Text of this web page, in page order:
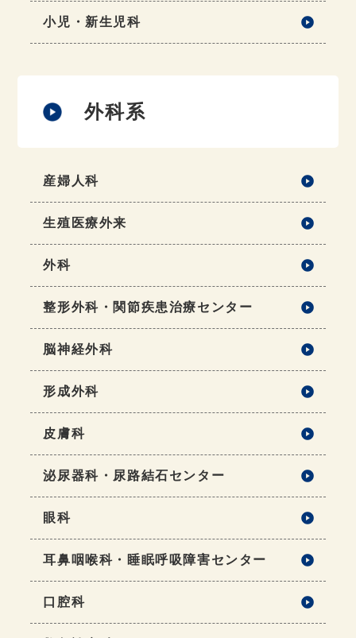
小児・新生児科
外科系
産婦人科
生殖医療外来
外科
整形外科・関節疾患治療センター
脳神経外科
形成外科
皮膚科
泌尿器科・尿路結石センター
眼科
耳鼻咽喉科・睡眠呼吸障害センター
口腔科